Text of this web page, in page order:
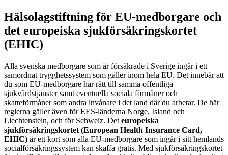
Hälsolagstiftning för EU-medborgare och
det europeiska sjukförsäkringskortet
(EHIC)
Alla svenska medborgare som är försäkrade i Sverige ingår i ett
samordnat trygghetssystem som gäller inom hela EU. Det innebär att
du som EU-medborgare har rätt till samma offentliga
sjukvårdstjänster samt eventuella sociala förmåner och
skatteförmåner som andra invånare i det land där du arbetar. De här
reglerna gäller även för EES-länderna Norge, Island och
Liechtenstein, och för Schweiz. Det europeiska
sjukförsäkringskortet (European Health Insurance Card,
EHIC) är ett kort som alla EU-medborgare som ingår i sitt hemlands
socialförsäkringssystem kan skaffa gratis. Med sjukförsäkringskortet